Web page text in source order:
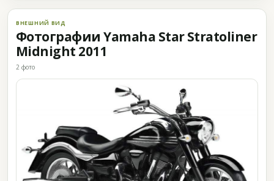
ВНЕШНИЙ ВИД
Фотографии Yamaha Star Stratoliner
Midnight 2011
2 фото